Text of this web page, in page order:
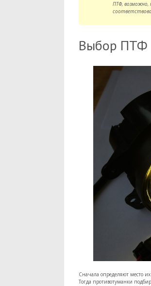
ПТФ, возможно,
Выбор ПТФ
Сначала определяют место
Тогда противотуманки